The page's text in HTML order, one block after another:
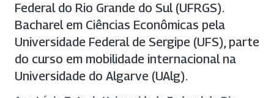
Federal do Rio Grande do Sul (UFRGS).
Bacharel em Ciências Econômicas pela
Universidade Federal de Sergipe (UFS), parte
do curso em mobilidade internacional na
Universidade do Algarve (UAlg).